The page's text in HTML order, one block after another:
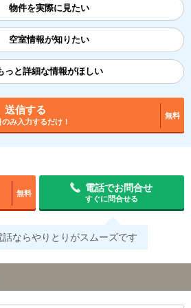
物件を実際に見たい
空室情報が知りたい
っと詳細な情報がほしい
送信する
のみ入力するだけ！
無料
無料
電話でお問合せ
すぐに問合せる
話ならやりとりがスムーズです